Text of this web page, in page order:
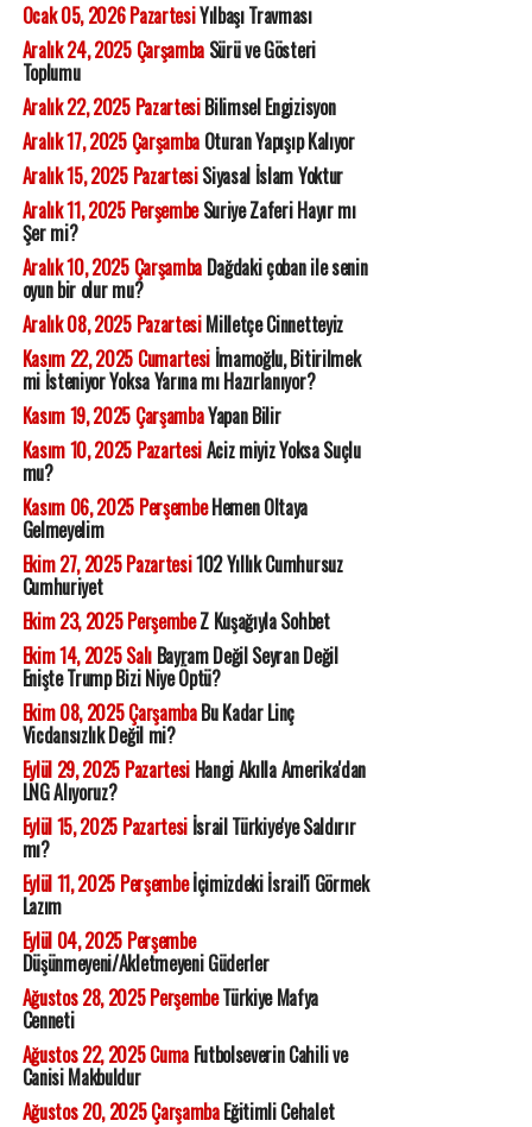
Ocak 05, 2026 PazartesiYılbaşı Travması
Aralık 24, 2025 ÇarşambaSürü ve Gösteri
Toplumu
Aralık 22, 2025 PazartesiBilimsel Engizisyon
Aralık 17, 2025 ÇarşambaOturan Yapışıp Kalıyor
Aralık 15, 2025 PazartesiSiyasal İslam Yoktur
Aralık 11, 2025 PerşembeSuriye Zaferi Hayır mı
Şer mi?
Aralık 10, 2025 ÇarşambaDağdaki çoban ile senin
oyun bir olur mu?
Aralık 08, 2025 PazartesiMilletçe Cinnetteyiz
Kasım 22, 2025 Cumartesiİmamoğlu, Bitirilmek
mi İsteniyor Yoksa Yarına mı Hazırlanıyor?
Kasım 19, 2025 ÇarşambaYapan Bilir
Kasım 10, 2025 PazartesiAciz miyiz Yoksa Suçlu
mu?
Kasım 06, 2025 PerşembeHemen Oltaya
Gelmeyelim
Ekim 27, 2025 Pazartesi102 Yıllık Cumhursuz
Cumhuriyet
Ekim 23, 2025 PerşembeZ Kuşağıyla Sohbet
Ekim 14, 2025 SalıBayram Değil Seyran Değil
Enişte Trump Bizi Niye Öptü?
Ekim 08, 2025 ÇarşambaBu Kadar Linç
Vicdansızlık Değil mi?
Eylül 29, 2025 PazartesiHangi Akılla Amerika'dan
LNG Alıyoruz?
Eylül 15, 2025 Pazartesiİsrail Türkiye'ye Saldırır
mı?
Eylül 11, 2025 Perşembeİçimizdeki İsrail'i Görmek
Lazım
Eylül 04, 2025 Perşembe
Düşünmeyeni/Akletmeyeni Güderler
Ağustos 28, 2025 PerşembeTürkiye Mafya
Cenneti
Ağustos 22, 2025 CumaFutbolseverin Cahili ve
Canisi Makbuldur
Ağustos 20, 2025 ÇarşambaEğitimli Cehalet